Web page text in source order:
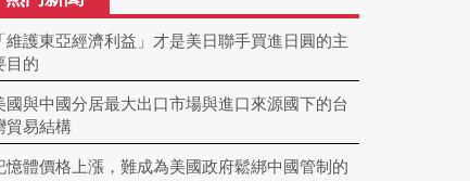
「維護東亞經濟利益」才是美日聯手買進日圓的主
目的
國與中國分居最大出口市場與進口來源國下的台
貿易結構
憶體價格上漲，難成為美國政府鬆綁中國管制的